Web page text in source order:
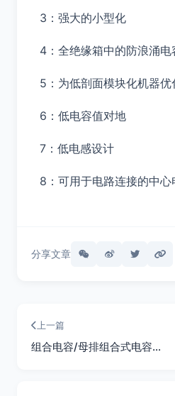
3：强大的小型化
4：全绝缘箱中的防浪涌电
5：为低剖面模块化机器
6：低电容值对地
7：低电感设计
8：可用于电路连接的中心
分享文章
上一篇
组合电容/母排组合式电容…